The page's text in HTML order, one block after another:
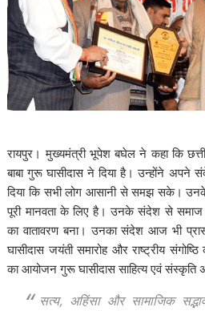
रायपुर। मुख्यमंत्री भूपेश बघेल ने कहा कि
बाबा गुरू घासीदास ने दिया है। उन्होंने अपने
दिया कि सभी लोग आसानी से समझ सके।
पूरी मानवता के लिए है। उनके संदेश से समाज
का वातावरण बना। उनका संदेश आज भी
घासीदास जयंती समारोह और राष्ट्रीय
का आयोजन गुरू घासीदास साहित्य एवं संस्कृति
सत्य, अहिंसा और सामाजिक